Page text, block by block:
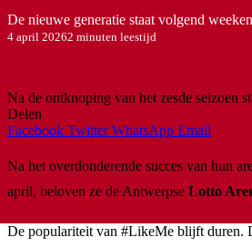
De nieuwe generatie staat volgend
4 april 20262 minuten leestijd
Na de ontknoping van het zesde seizoen
Delen
Facebook Twitter WhatsApp Email
Na het overdonderende succes van hun
april, beloven ze de Antwerpse Lotto
De populariteit van #LikeMe blijft duren.